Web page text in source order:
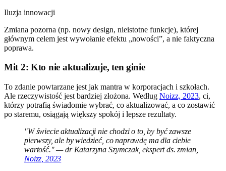
Iluzja innowacji
Zmiana pozorna (np. nowy design, nieistotne funkcje), której
głównym celem jest wywołanie efektu „nowości”, a nie faktyczna
poprawa.
Mit 2: Kto nie aktualizuje, ten ginie
To zdanie powtarzane jest jak mantra w korporacjach i szkołach.
Ale rzeczywistość jest bardziej złożona. Według Noizz, 2023, ci,
którzy potrafią świadomie wybrać, co aktualizować, a co zostawić
po staremu, osiągają większy spokój i lepsze rezultaty.
"W świecie aktualizacji nie chodzi o to, by być zawsze
pierwszy, ale by wiedzieć, co naprawdę ma dla ciebie
wartość." — dr Katarzyna Szymczak, ekspert ds. zmian,
Noizz, 2023